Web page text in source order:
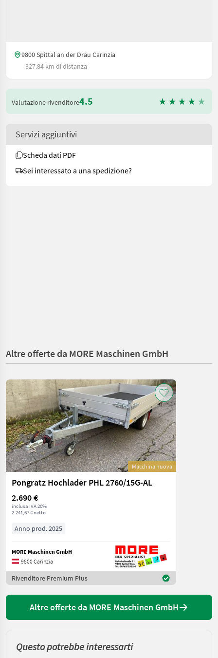
9800 Spittal an der Drau Carinzia
327.84 km di distanza
Valutazione rivenditore4.5
Servizi aggiuntivi
Scheda dati PDF
Sei interessato a una spedizione?
Altre offerte da MORE Maschinen GmbH
Macchina nuova
Pongratz Hochlader PHL 2760/15G-AL
2.690 €
inclusa IVA 20%
2.241,67 € netto
Anno prod. 2025
MORE Maschinen GmbH
9800 Carinzia
Rivenditore Premium Plus
Altre offerte da MORE Maschinen GmbH
Questo potrebbe interessarti